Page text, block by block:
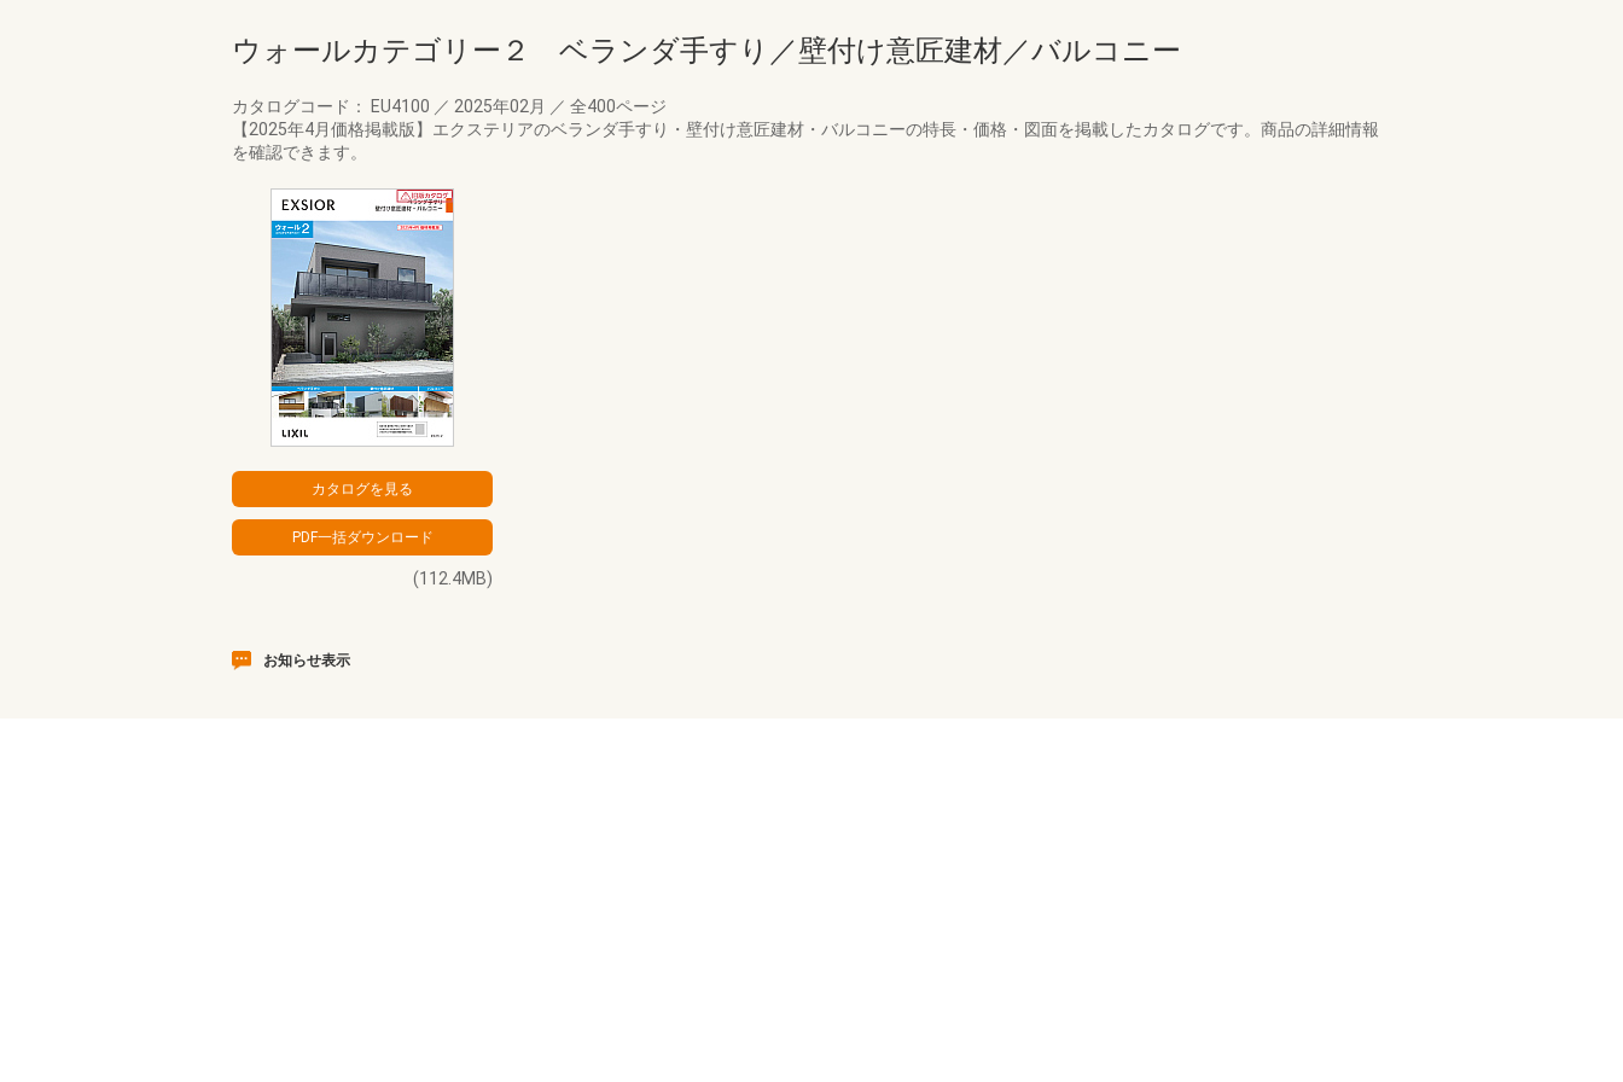
ウォールカテゴリー２ ベランダ手すり／壁付け意匠建材／バルコニー
カタログコード： EU4100 ／ 2025年02月 ／ 全400ページ
【2025年4月価格掲載版】エクステリアのベランダ手すり・壁付け意匠建材・バルコニーの特長・価格・図面を掲載したカタログです。商品の詳細情報
を確認できます。
(112.4MB)
お知らせ表示